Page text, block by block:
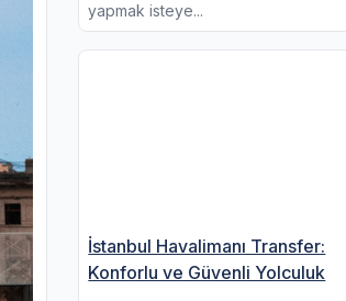
yapmak isteye...
İstanbul Havalimanı Transfer:
Konforlu ve Güvenli Yolculuk